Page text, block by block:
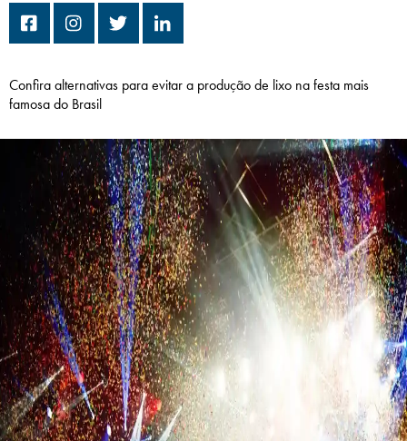
Campi/Unidades
Conclua sua Matrícula
INSCREVA-SE SOLICITE INFORMAÇÕES
ÁREA DO ALUNO LOGIN
Confira alternativas para evitar a produção de lixo na festa mais
famosa do Brasil